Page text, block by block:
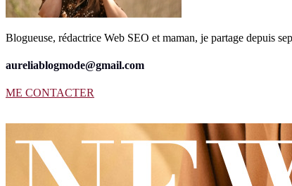
Blogueuse, rédactrice Web SEO et maman, je partage depuis
aureliablogmode@gmail.com
ME CONTACTER